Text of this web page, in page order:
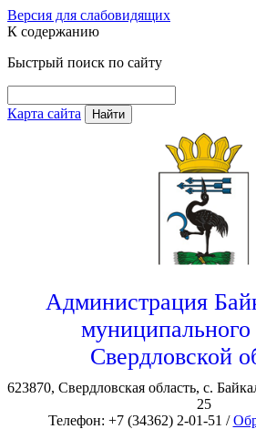
Версия для слабовидящих
К содержанию
Быстрый поиск по сайту
Карта сайта Найти
Администрация
муниципального
Свердловской
623870, Свердловская область, с.
25
Телефон: +7 (34362) 2-01-51 /